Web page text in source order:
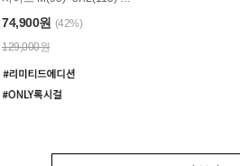
74,900원 (42%)
129,000원